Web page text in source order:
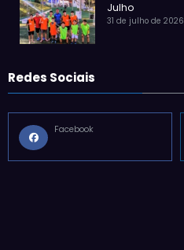
Julho
31 de julho de 2026
Redes Sociais
Facebook